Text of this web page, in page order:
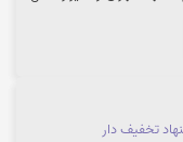
کنید" کلیک نمایید.
تخفیف دار